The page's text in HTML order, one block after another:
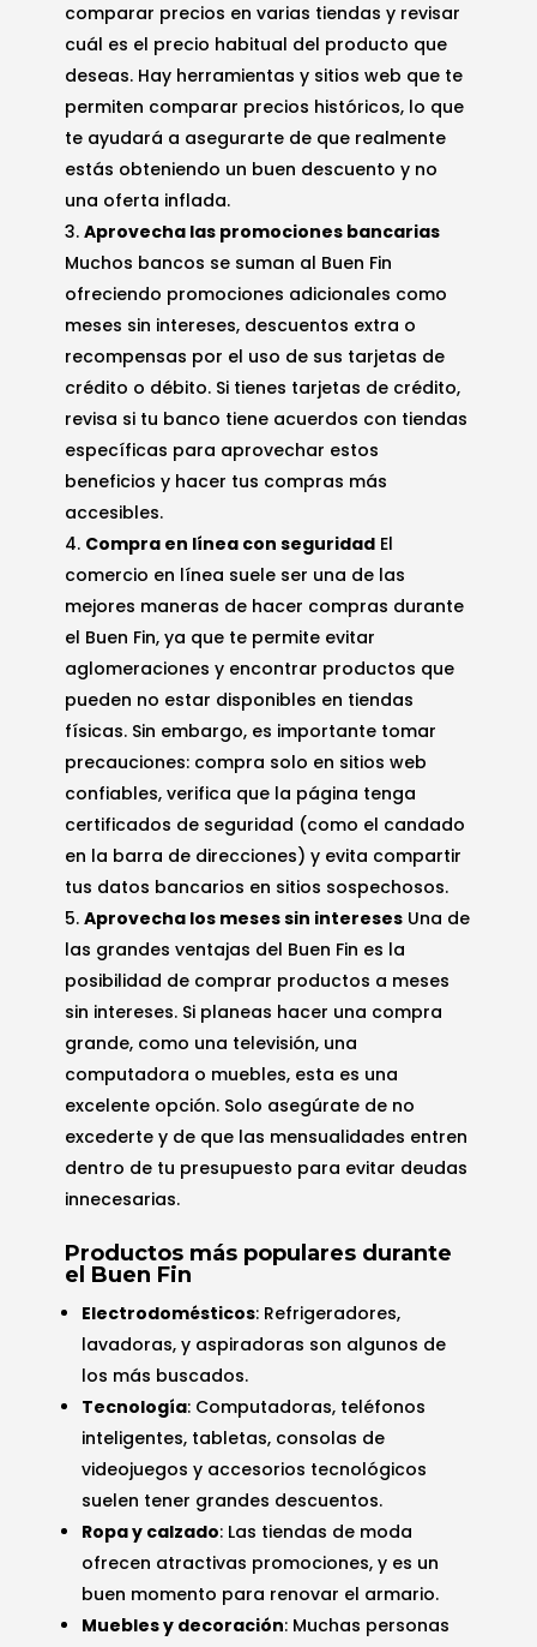
comparar precios en varias tiendas y revisar
cuál es el precio habitual del producto que
deseas. Hay herramientas y sitios web que te
permiten comparar precios históricos, lo que
te ayudará a asegurarte de que realmente
estás obteniendo un buen descuento y no
una oferta inflada.
Aprovecha las promociones bancarias
Muchos bancos se suman al Buen Fin
ofreciendo promociones adicionales como
meses sin intereses, descuentos extra o
recompensas por el uso de sus tarjetas de
crédito o débito. Si tienes tarjetas de crédito,
revisa si tu banco tiene acuerdos con tiendas
específicas para aprovechar estos
beneficios y hacer tus compras más
accesibles.
Compra en línea con seguridadEl
comercio en línea suele ser una de las
mejores maneras de hacer compras durante
el Buen Fin, ya que te permite evitar
aglomeraciones y encontrar productos que
pueden no estar disponibles en tiendas
físicas. Sin embargo, es importante tomar
precauciones: compra solo en sitios web
confiables, verifica que la página tenga
certificados de seguridad (como el candado
en la barra de direcciones) y evita compartir
tus datos bancarios en sitios sospechosos.
Aprovecha los meses sin interesesUna de
las grandes ventajas del Buen Fin es la
posibilidad de comprar productos a meses
sin intereses. Si planeas hacer una compra
grande, como una televisión, una
computadora o muebles, esta es una
excelente opción. Solo asegúrate de no
excederte y de que las mensualidades entren
dentro de tu presupuesto para evitar deudas
innecesarias.
Productos más populares durante
el Buen Fin
Electrodomésticos: Refrigeradores,
lavadoras, y aspiradoras son algunos de
los más buscados.
Tecnología: Computadoras, teléfonos
inteligentes, tabletas, consolas de
videojuegos y accesorios tecnológicos
suelen tener grandes descuentos.
Ropa y calzado: Las tiendas de moda
ofrecen atractivas promociones, y es un
buen momento para renovar el armario.
Muebles y decoración: Muchas personas